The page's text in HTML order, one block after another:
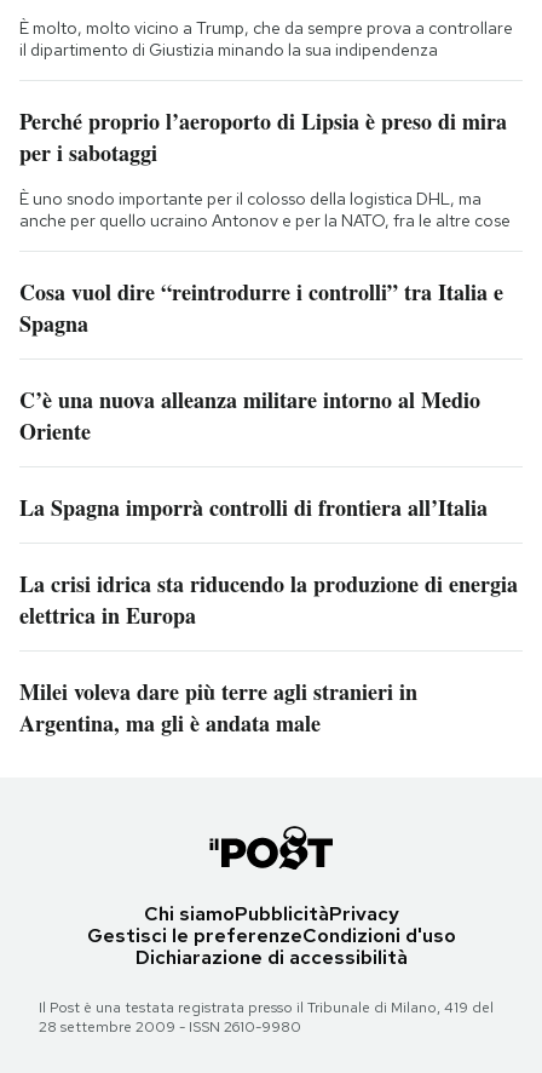
È molto, molto vicino a Trump, che da sempre prova a controllare
il dipartimento di Giustizia minando la sua indipendenza
Perché proprio l’aeroporto di Lipsia è preso di mira
per i sabotaggi
È uno snodo importante per il colosso della logistica DHL, ma
anche per quello ucraino Antonov e per la NATO, fra le altre cose
Cosa vuol dire “reintrodurre i controlli” tra Italia e
Spagna
C’è una nuova alleanza militare intorno al Medio
Oriente
La Spagna imporrà controlli di frontiera all’Italia
La crisi idrica sta riducendo la produzione di energia
elettrica in Europa
Milei voleva dare più terre agli stranieri in
Argentina, ma gli è andata male
Chi siamoPubblicitàPrivacy
Gestisci le preferenzeCondizioni d'uso
Dichiarazione di accessibilità
Il Post è una testata registrata presso il Tribunale di Milano, 419 del
28 settembre 2009 - ISSN 2610-9980